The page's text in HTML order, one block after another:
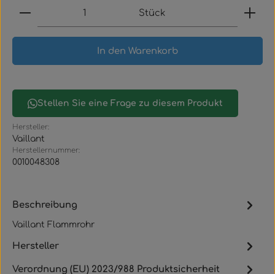
Produkt Anzahl: Gib den gewünschten Wert
Stück
In den Warenkorb
Stellen Sie eine Frage zu diesem Produkt
Hersteller:
Vaillant
Herstellernummer:
0010048308
Beschreibung
Vaillant Flammrohr
Hersteller
Verordnung (EU) 2023/988 Produktsicherheit